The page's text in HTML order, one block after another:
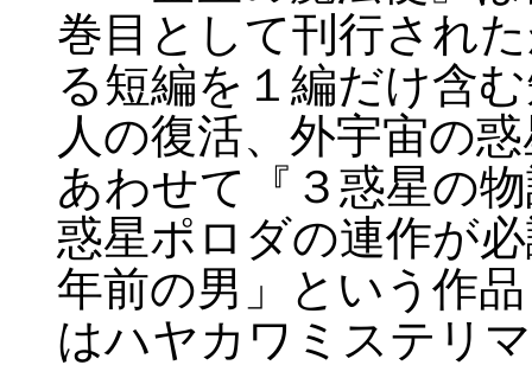
巻目として刊行され
る短編を１編だけ含
人の復活、外宇宙の
あわせて『３惑星の
惑星ポロダの連作が
年前の男」という作
はハヤカワミステリ